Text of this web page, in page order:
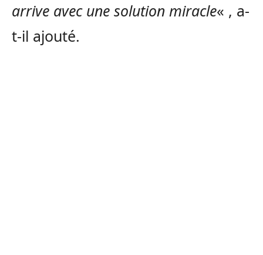
arrive avec une solution miracle« , a-
t-il ajouté.